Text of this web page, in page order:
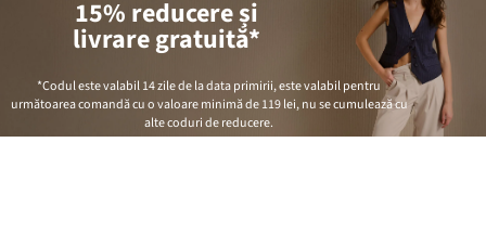
15% reducere și
livrare gratuită*
*Codul este valabil 14 zile de la data primirii, este valabil pentru
următoarea comandă cu o valoare minimă de119 lei, nu se cumulează cu
alte coduri de reducere.